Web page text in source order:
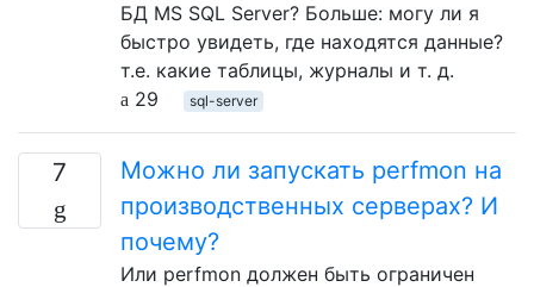
БД MS SQL Server? Больше: могу ли я
быстро увидеть, где находятся данные?
т.е. какие таблицы, журналы и т. д.
29
sql-server
7
Можно ли запускать perfmon на
производственных серверах? И
почему?
Или perfmon должен быть ограничен